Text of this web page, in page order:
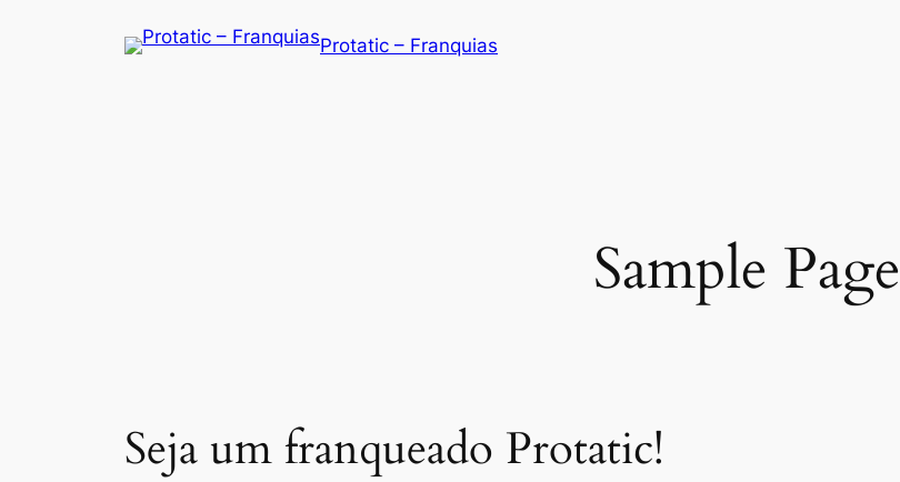
Protatic – Franquias
Sample Page
Seja um franqueado Protatic!